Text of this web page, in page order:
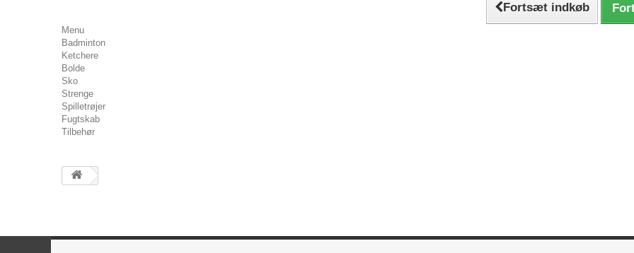
Fortsæt indkøb
Menu
Badminton
Ketchere
Bolde
Sko
Strenge
Spilletrøjer
Fugtskab
Tilbehør